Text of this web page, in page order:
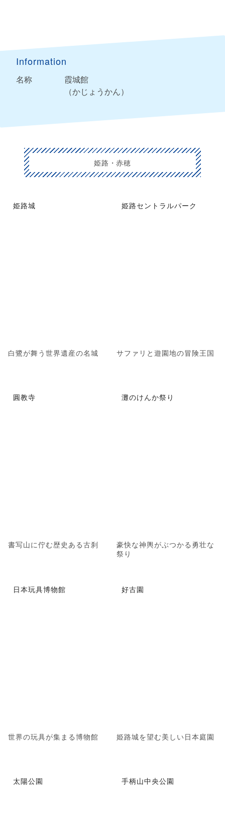
Information
名称
霞城館
（かじょうかん）
姫路・赤穂
姫路城
白鷺が舞う世界遺産の名城
姫路セントラルパーク
サファリと遊園地の冒険王国
圓教寺
書写山に佇む歴史ある古刹
灘のけんか祭り
豪快な神輿がぶつかる勇壮な
祭り
日本玩具博物館
世界の玩具が集まる博物館
好古園
姫路城を望む美しい日本庭園
太陽公園 手柄山中央公園